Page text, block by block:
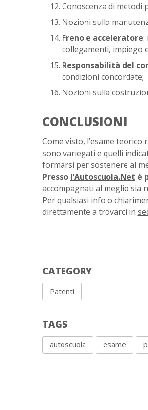
Conoscenza di metodi
Nozioni sulla
Freno e acceleratore:
collegamenti, impiego
Responsabilità del
condizioni concordate;
Nozioni sulla
CONCLUSIONI
Come visto, l’esame
sono variegati e quelli
formarsi per sostenere al
Presso l’Autoscuola.Net è
accompagnati al meglio sia
Per qualsiasi info o
direttamente a trovarci in
CATEGORY
Patenti
TAGS
autoscuola esame